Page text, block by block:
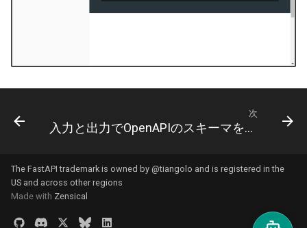
次
入力と出力でOpenAPIのスキーマを分けるかどうか
The FastAPI trademark is owned by @tiangolo and is registered in the
US and across other regions
Made with Zensical